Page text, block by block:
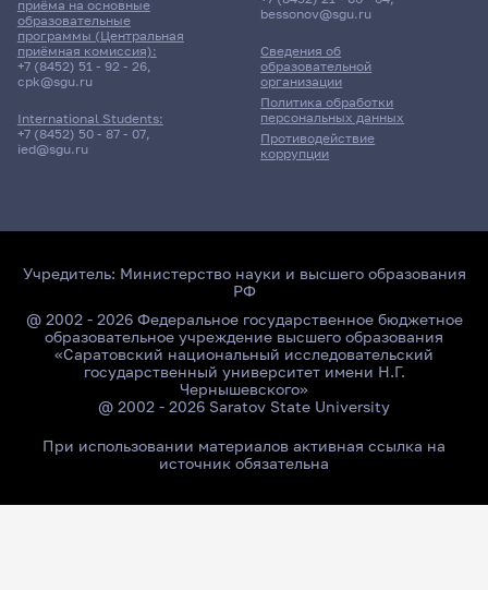
приёма на основные
образовательные
программы (Центральная
приёмная комиссия):
+7 (8452) 51 - 92 - 26,
cpk@sgu.ru
International Students:
+7 (8452) 50 - 87 - 07,
ied@sgu.ru
Сведения об
образовательной
организации
Политика обработки
персональных данных
Противодействие
коррупции
bessonov@sgu.ru
Учредитель: Министерство науки и высшего образования
РФ
@ 2002 - 2026 Федеральное государственное бюджетное
образовательное учреждение высшего образования
«Саратовский национальный исследовательский
государственный университет имени Н.Г.
Чернышевского»
@ 2002 - 2026 Saratov State University
При использовании материалов активная ссылка на
источник обязательна